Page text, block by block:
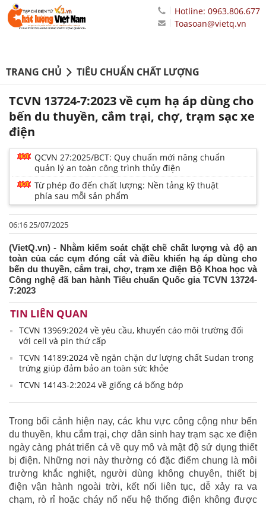
Hotline: 0963.806.677
Toasoan@vietq.vn
TRANG CHỦ TIÊU CHUẨN CHẤT LƯỢNG
TCVN 13724-7:2023 về cụm hạ áp dùng cho
bến du thuyền, cắm trại, chợ, trạm sạc xe
điện
QCVN 27:2025/BCT: Quy chuẩn mới nâng chuẩn
quản lý an toàn công trình thủy điện
Từ phép đo đến chất lượng: Nền tảng kỹ thuật
phía sau mỗi sản phẩm
06:16 25/07/2025
(VietQ.vn) - Nhằm kiểm soát chặt chẽ chất lượng và độ an
toàn của các cụm đóng cắt và điều khiển hạ áp dùng cho
bến du thuyền, cắm trại, chợ, trạm xe điện Bộ Khoa học và
Công nghệ đã ban hành Tiêu chuẩn Quốc gia TCVN 13724-
7:2023
TIN LIÊN QUAN
TCVN 13969:2024 về yêu cầu, khuyến cáo môi trường đối
với cell và pin thứ cấp
TCVN 14189:2024 về ngăn chặn dư lượng chất Sudan trong
trứng giúp đảm bảo an toàn sức khỏe
TCVN 14143-2:2024 về giống cá bống bớp
Trong bối cảnh hiện nay, các khu vực công cộng như bến
du thuyền, khu cắm trại, chợ dân sinh hay trạm sạc xe điện
ngày càng phát triển cả về quy mô và mật độ sử dụng thiết
bị điện. Những nơi này thường có đặc điểm chung là môi
trường khắc nghiệt, người dùng không chuyên, thiết bị
điện vận hành ngoài trời, kết nối liên tục, dễ xảy ra va
chạm, rò rỉ hoặc cháy nổ nếu hệ thống điện không được